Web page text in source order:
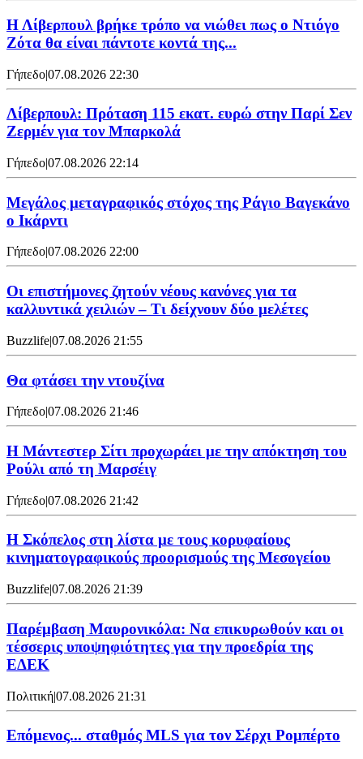
Η Λίβερπουλ βρήκε τρόπο να νιώθει πως ο Ντιόγο
Ζότα θα είναι πάντοτε κοντά της...
Γήπεδο|07.08.2026 22:30
Λίβερπουλ: Πρόταση 115 εκατ. ευρώ στην Παρί Σεν
Ζερμέν για τον Μπαρκολά
Γήπεδο|07.08.2026 22:14
Μεγάλος μεταγραφικός στόχος της Ράγιο Βαγεκάνο
ο Ικάρντι
Γήπεδο|07.08.2026 22:00
Οι επιστήμονες ζητούν νέους κανόνες για τα
καλλυντικά χειλιών – Τι δείχνουν δύο μελέτες
Buzzlife|07.08.2026 21:55
Θα φτάσει την ντουζίνα
Γήπεδο|07.08.2026 21:46
Η Μάντεστερ Σίτι προχωράει με την απόκτηση του
Ρούλι από τη Μαρσέιγ
Γήπεδο|07.08.2026 21:42
Η Σκόπελος στη λίστα με τους κορυφαίους
κινηματογραφικούς προορισμούς της Μεσογείου
Buzzlife|07.08.2026 21:39
Παρέμβαση Μαυρονικόλα: Να επικυρωθούν και οι
τέσσερις υποψηφιότητες για την προεδρία της
ΕΔΕΚ
Πολιτική|07.08.2026 21:31
Επόμενος... σταθμός MLS για τον Σέρχι Ρομπέρτο